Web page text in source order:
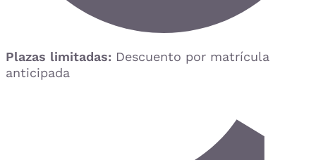
Plazas limitadas: Descuento por matrícula
anticipada